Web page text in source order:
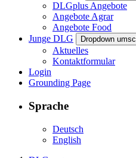
DLGplus Angebote
Angebote Agrar
Angebote Food
Junge DLG
Dropdown
Aktuelles
Kontaktformular
Login
Grounding Page
Sprache
Deutsch
English